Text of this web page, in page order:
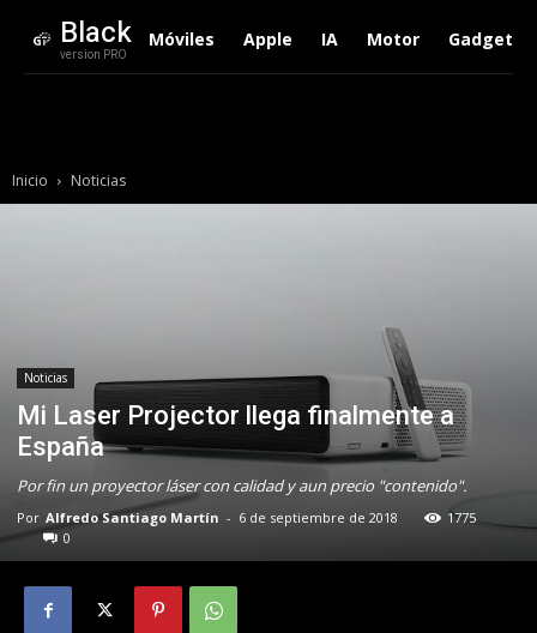
Black
version PRO
Móviles Apple IA Motor Gadgets
Inicio Noticias
Noticias
Mi Laser Projector llega finalmente a
España
Por fin un proyector láser con calidad y aun precio "contenido".
Por Alfredo Santiago Martín - 6 de septiembre de 2018
1775
0